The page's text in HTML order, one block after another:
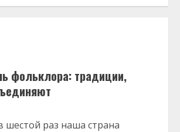
фольклора: традиции,
шестой раз наша страна